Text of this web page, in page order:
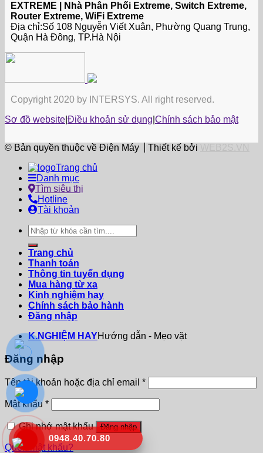
EXTREME | Nhà Phân Phối Extreme, Switch Extreme,
Router Extreme, WiFi Extreme
Địa chỉ:Số 108 Nguyễn Viết Xuân, Phường Quang Trung,
Quận Hà Đông, TP.Hà Nội
Copyright 2020 by INTERSYS. All right reserved.
Sơ đồ website Điều khoản sử dụng Chính sách bảo mật
© Bản quyền thuộc về Điện Máy Thiết kế bởi
Trang chủ
Danh mục
Tìm siêu thị
Hotline
Tài khoản
0948.40.70.80
Tìm
kiếm:
Trang chủ
Thanh toán
Thông tin tuyển dụng
Mua hàng từ xa
Kinh nghiệm hay
Chính sách bảo hành
Đăng nhập
K.NGHIỆM HAYHướng dẫn - Mẹo vặt
Đăng nhập
Tên tài khoản hoặc địa chỉ email *
Mật khẩu*
Ghi nhớ mật khẩu Đăng nhập
Quên mật khẩu?